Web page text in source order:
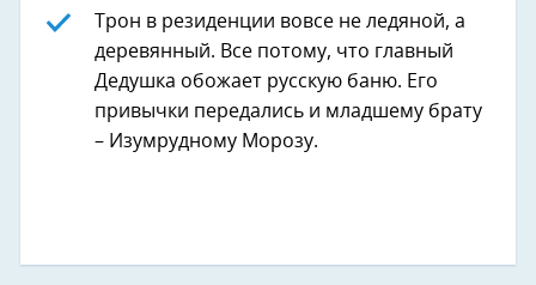
Трон в резиденции вовсе не ледяной, а
деревянный. Все потому, что главный
Дедушка обожает русскую баню. Его
привычки передались и младшему брату
– Изумрудному Морозу.